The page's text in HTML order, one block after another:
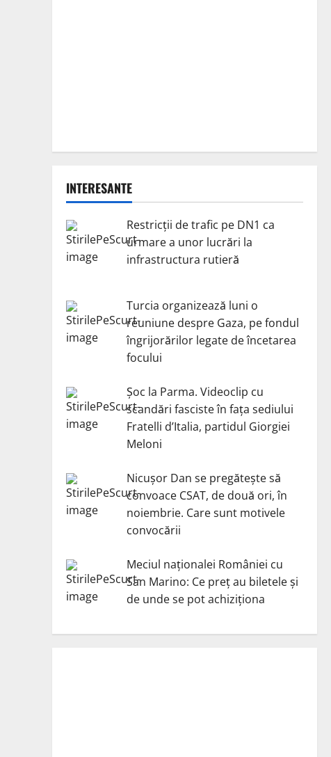
INTERESANTE
Restricții de trafic pe DN1 ca
urmare a unor lucrări la
infrastructura rutieră
Turcia organizează luni o
reuniune despre Gaza, pe fondul
îngrijorărilor legate de încetarea
focului
Șoc la Parma. Videoclip cu
scandări fasciste în fața sediului
Fratelli d’Italia, partidul Giorgiei
Meloni
Nicuşor Dan se pregăteşte să
convoace CSAT, de două ori, în
noiembrie. Care sunt motivele
convocării
Meciul naționalei României cu
San Marino: Ce preț au biletele și
de unde se pot achiziționa